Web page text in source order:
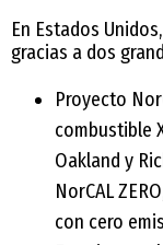
En Estados
gracias a dos
Proyecto
combustible
Oakland y
NorCAL
con cero